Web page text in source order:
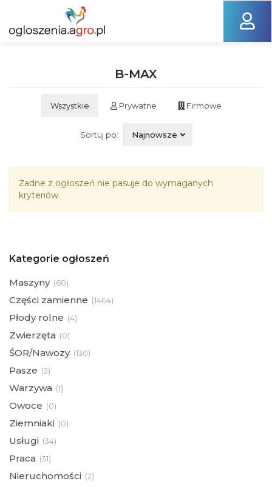
B-MAX
Wszystkie Prywatne Firmowe
Sortuj po: Najnowsze
Żadne z ogłoszeń nie pasuje do wymaganych
kryteriów.
Kategorie ogłoszeń
Maszyny (60)
Części zamienne (1464)
Płody rolne (4)
Zwierzęta (0)
ŚOR/Nawozy (130)
Pasze (2)
Warzywa (1)
Owoce (0)
Ziemniaki (0)
Usługi (34)
Praca (31)
Nieruchomości (2)